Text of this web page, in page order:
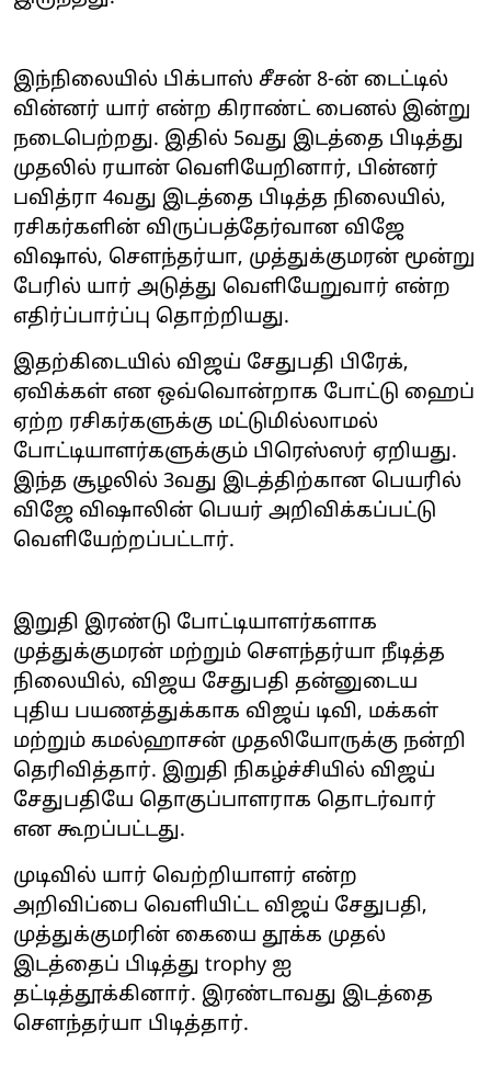
இந்நிலையில் பிக்பாஸ் சீசன் 8-ன் டைட்டில்
வின்னர் யார் என்ற கிராண்ட் பைனல் இன்று
நடைபெற்றது. இதில் 5வது இடத்தை பிடித்து
முதலில் ரயான் வெளியேறினார், பின்னர்
பவித்ரா 4வது இடத்தை பிடித்த நிலையில்,
ரசிகர்களின் விருப்பத்தேர்வான விஜே
விஷால், சௌந்தர்யா, முத்துக்குமரன் மூன்று
பேரில் யார் அடுத்து வெளியேறுவார் என்ற
எதிர்ப்பார்ப்பு தொற்றியது.
இதற்கிடையில் விஜய் சேதுபதி பிரேக்,
ஏவிக்கள் என ஒவ்வொன்றாக போட்டு ஹைப்
ஏற்ற ரசிகர்களுக்கு மட்டுமில்லாமல்
போட்டியாளர்களுக்கும் பிரெஸ்ஸர் ஏறியது.
இந்த சூழலில் 3வது இடத்திற்கான பெயரில்
விஜே விஷாலின் பெயர் அறிவிக்கப்பட்டு
வெளியேற்றப்பட்டார்.
இறுதி இரண்டு போட்டியாளர்களாக
முத்துக்குமரன் மற்றும் சௌந்தர்யா நீடித்த
நிலையில், விஜய சேதுபதி தன்னுடைய
புதிய பயணத்துக்காக விஜய் டிவி, மக்கள்
மற்றும் கமல்ஹாசன் முதலியோருக்கு நன்றி
தெரிவித்தார். இறுதி நிகழ்ச்சியில் விஜய்
சேதுபதியே தொகுப்பாளராக தொடர்வார்
என கூறப்பட்டது.
முடிவில் யார் வெற்றியாளர் என்ற
அறிவிப்பை வெளியிட்ட விஜய் சேதுபதி,
முத்துக்குமரின் கையை தூக்க முதல்
இடத்தைப் பிடித்து trophy ஐ
தட்டித்தூக்கினார். இரண்டாவது இடத்தை
சௌந்தர்யா பிடித்தார்.